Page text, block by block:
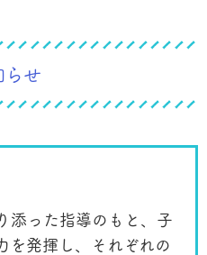
らせ
添った指導のもと、子
を発揮し、それぞれの